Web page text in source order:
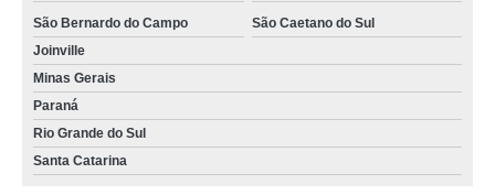
São Bernardo do Campo
São Caetano do Sul
Joinville
Minas Gerais
Paraná
Rio Grande do Sul
Santa Catarina